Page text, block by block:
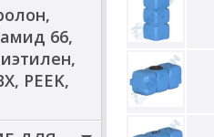
66,
PEEK,